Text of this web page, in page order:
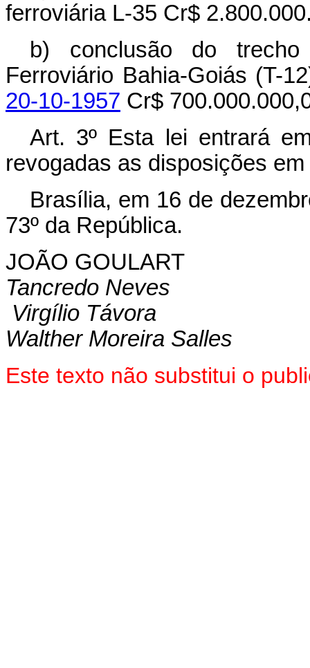
ferroviária L-35 Cr$
b) conclusão do trecho
Ferroviário Bahia-Goiás (T-
20-10-1957 Cr$
Art. 3º Esta lei entrará
revogadas as disposições
Brasília, em 16 de
73º da República.
JOÃO GOULART
Tancredo Neves
Virgílio Távora
Walther Moreira Salles
Este texto não substitui o